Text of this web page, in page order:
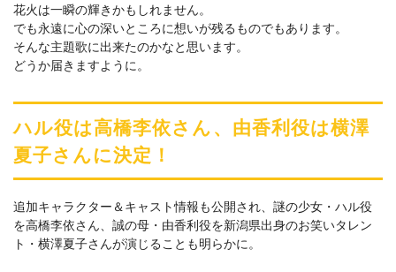
花火は一瞬の輝きかもしれません。
でも永遠に心の深いところに想いが残るものでもあります。
そんな主題歌に出来たのかなと思います。
どうか届きますように。
ハル役は高橋李依さん、由香利役は横澤
夏子さんに決定！
追加キャラクター＆キャスト情報も公開され、謎の少女・ハル役
を高橋李依さん、誠の母・由香利役を新潟県出身のお笑いタレン
ト・横澤夏子さんが演じることも明らかに。